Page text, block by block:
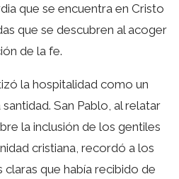
que se encuentra en Cristo
que se descubren al acoger
de la fe.
la hospitalidad como un
San Pablo, al relatar
la inclusión de los gentiles
cristiana, recordó a los
claras que había recibido de